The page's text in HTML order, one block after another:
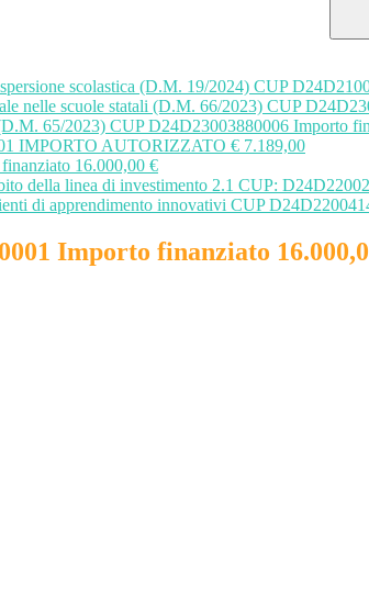
scolastica (D.M. 19/2024) CUP
nelle scuole statali (D.M. 66/2023) CUP
65/2023) CUP D24D23003880006 Importo
IMPORTO AUTORIZZATO € 7.189,00
16.000,00 €
della linea di investimento 2.1 CUP:
di apprendimento innovativi CUP
Importo finanziato